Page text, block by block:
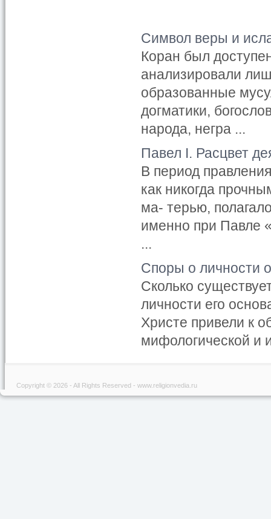
Символ веры и
Коран был
анализировали
образованные
догматики,
народа, негра ...
Павел I. Расцвет
В период
как никогда
ма- терью,
именно при Павле
...
Споры о личности
Сколько
личности его
Хри­сте привели к
мифологичес­кой и
Copyright © 2026 - All Rights Reserved - www.religionvedia.ru